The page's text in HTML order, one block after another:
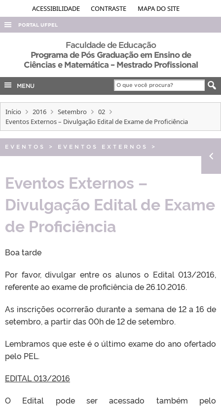
ACESSIBILIDADE CONTRASTE MAPA DO SITE
PORTAL UFPEL
ACESSO À INFORMAÇÃO
AUDITORIA
EDITAIS
INTERNACIONAL
Faculdade de Educação
Programa de Pós Graduação em Ensino de
Ciências e Matemática – Mestrado Profissional
MENU
Início 2016 Setembro
02
Eventos Externos – Divulgação Edital de Exame de Proficiência
EVENTOS > EVENTOS EXTERNOS >
Eventos Externos –
Divulgação Edital de Exame
de Proficiência
Boa tarde
Por favor, divulgar entre os alunos o Edital 013/2016,
referente ao exame de proficiência de 26.10.2016.
As inscrições ocorrerão durante a semana de 12 a 16 de
setembro, a partir das 00h de 12 de setembro.
Lembramos que este é o último exame do ano ofertado
pelo PEL.
EDITAL 013/2016
O Edital pode ser acessado também pelo